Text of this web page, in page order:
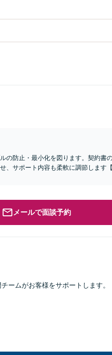
の防止・最小化を図ります。契約書
、サポート内容も柔軟に調節します
メールで面談予約
ームがお客様をサポートします。